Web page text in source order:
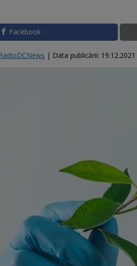
Facebook
| Data publicării: